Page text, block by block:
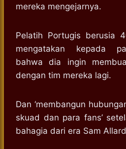
mereka mengejarnya.
Pelatih Portugis berusia
mengatakan kepada
bahwa dia ingin
dengan tim mereka lagi.
Dan ‘membangun
skuad dan para fans’
bahagia dari era Sam